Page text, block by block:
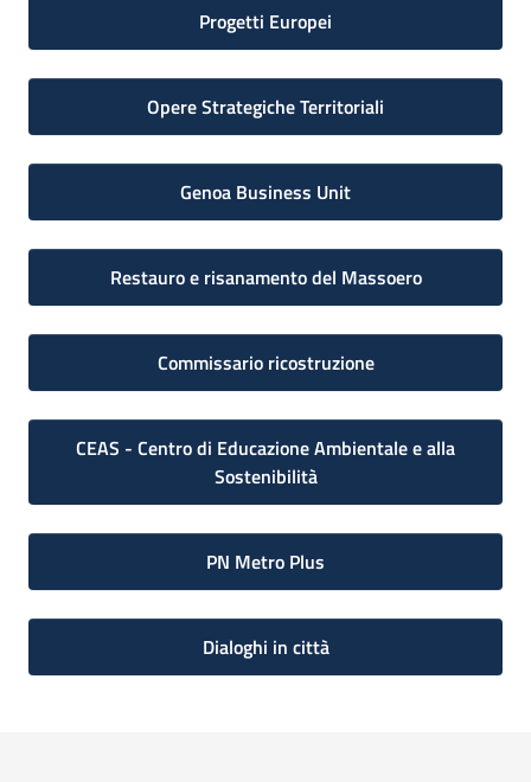
Progetti Europei
Opere Strategiche Territoriali
Genoa Business Unit
Restauro e risanamento del Massoero
Commissario ricostruzione
CEAS - Centro di Educazione Ambientale e alla
Sostenibilità
PN Metro Plus
Dialoghi in città